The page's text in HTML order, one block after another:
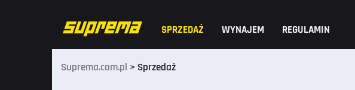
SPRZEDAŻ WYNAJEM REGULAMIN
Suprema.com.pl > Sprzedaż